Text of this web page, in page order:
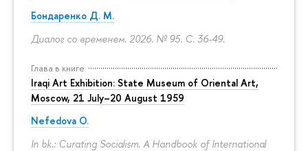
Бондаренко Д. М.
Диалог со временем. 2026. № 95. С. 36-49.
Глава в книге
Iraqi Art Exhibition: State Museum of Oriental Art,
Moscow, 21 July–20 August 1959
Nefedova O.
In bk.: Curating Socialism. A Handbook of International